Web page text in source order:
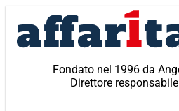
contenuto
Fondato nel 1996 da
Direttore